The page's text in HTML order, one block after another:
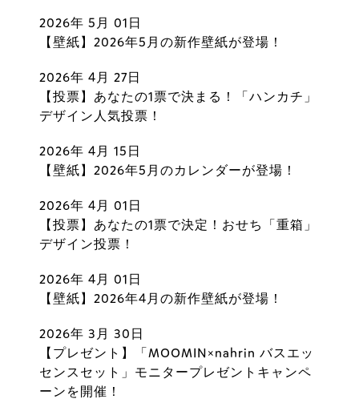
2026年 5月 01日
【壁紙】2026年5月の新作壁紙が登場！
2026年 4月 27日
【投票】あなたの1票で決まる！「ハンカチ」
デザイン人気投票！
2026年 4月 15日
【壁紙】2026年5月のカレンダーが登場！
2026年 4月 01日
【投票】あなたの1票で決定！おせち「重箱」
デザイン投票！
2026年 4月 01日
【壁紙】2026年4月の新作壁紙が登場！
2026年 3月 30日
【プレゼント】「MOOMIN×nahrin バスエッ
センスセット」モニタープレゼントキャンペ
ーンを開催！